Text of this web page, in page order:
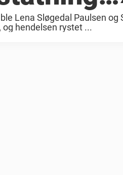
Lena Sløgedal Paulsen og
hendelsen rystet ...